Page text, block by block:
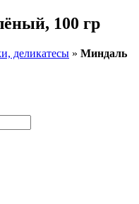
100 гр
деликатесы » Миндаль